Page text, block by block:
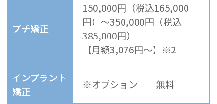
プチ矯正
150,000円（税込165,000
円）～350,000円（税込
385,000円）
【月額3,076円～】※2
インプラント
矯正
※オプション 無料